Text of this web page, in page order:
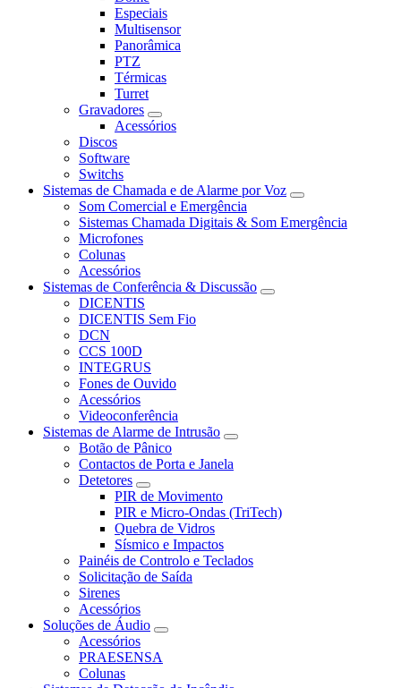
Especiais
Multisensor
Panorâmica
PTZ
Térmicas
Turret
Gravadores
Acessórios
Discos
Software
Switchs
Sistemas de Chamada e de Alarme por Voz
Som Comercial e Emergência
Sistemas Chamada Digitais & Som Emergência
Microfones
Colunas
Acessórios
Sistemas de Conferência & Discussão
DICENTIS
DICENTIS Sem Fio
DCN
CCS 100D
INTEGRUS
Fones de Ouvido
Acessórios
Videoconferência
Sistemas de Alarme de Intrusão
Botão de Pânico
Contactos de Porta e Janela
Detetores
PIR de Movimento
PIR e Micro-Ondas (TriTech)
Quebra de Vidros
Sísmico e Impactos
Painéis de Controlo e Teclados
Solicitação de Saída
Sirenes
Acessórios
Soluções de Áudio
Acessórios
PRAESENSA
Colunas